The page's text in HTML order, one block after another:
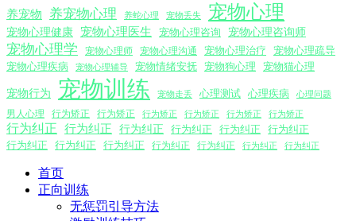
养宠物 养宠物心理 养蛇心理 宠物丢失 宠物心理
宠物心理健康 宠物心理医生 宠物心理咨询 宠物心理咨询师
宠物心理学 宠物心理师 宠物心理沟通 宠物心理治疗
宠物心理疏导
宠物心理疾病
宠物心理辅导 宠物情绪安抚 宠物狗心理 宠物猫心理
宠物行为 宠物训练 宠物走丢 心理测试 心理疾病 心理问题
男人心理 行为矫正 行为矫正 行为矫正 行为矫正 行为矫正 行为矫正
行为纠正 行为纠正 行为纠正 行为纠正 行为纠正
行为纠正
行为纠正
行为纠正 行为纠正 行为纠正 行为纠正 行为纠正 行为纠正
首页
正向训练
无惩罚引导方法